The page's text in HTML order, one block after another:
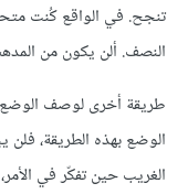
تنجح. في الواقع كُنت
النصف. ألن يكون من
طريقة أخرى لوصف
الوضع بهذه الطريقة، فلن
الغريب حين تفكّر في